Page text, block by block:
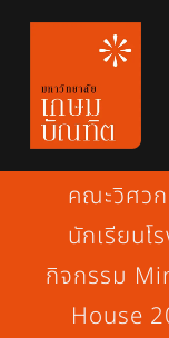
Skip
content
หลักสูตร
ข่าวสาร
เกี่ยวกับมหา
คณะวิศว
นักเรียนโ
กิจกรรม
House